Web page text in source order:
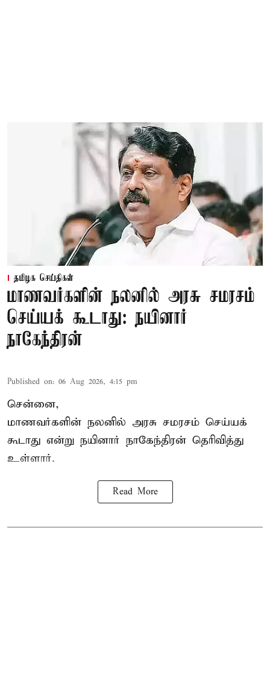
தமிழக செய்திகள்
மாணவர்களின் நலனில் அரசு சமரசம்
செய்யக் கூடாது: நயினார்
நாகேந்திரன்
Published on: 06 Aug 2026, 4:15 pm
சென்னை,
மாணவர்களின் நலனில் அரசு சமரசம் செய்யக்
கூடாது என்று நயினார் நாகேந்திரன் தெரிவித்து
உள்ளார்.
Read More